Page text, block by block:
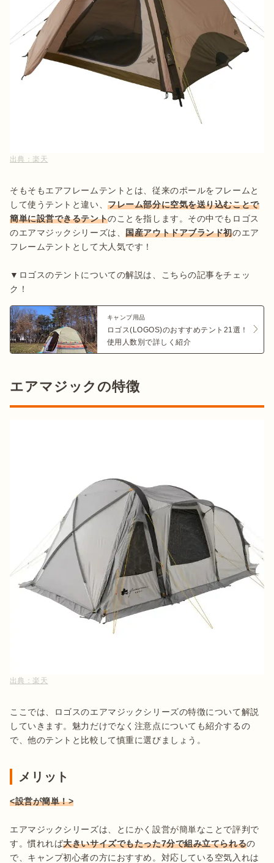
出典： 楽天
そもそもエアフレームテントとは、従来のポールをフレームと
して使うテントと違い、フレーム部分に空気を送り込むことで
簡単に設営できるテントのことを指します。その中でもロゴス
のエアマジックシリーズは、国産アウトドアブランド初のエア
フレームテントとして大人気です！
▼ロゴスのテントについての解説は、こちらの記事をチェッ
ク！
キャンプ用品
ロゴス(LOGOS)のおすすめテント21選！
使用人数別で詳しく紹介
エアマジックの特徴
出典： 楽天
ここでは、ロゴスのエアマジックシリーズの特徴について解説
していきます。魅力だけでなく注意点についても紹介するの
で、他のテントと比較して慎重に選びましょう。
メリット
<設営が簡単！>
エアマジックシリーズは、とにかく設営が簡単なことで評判で
す。慣れれば大きいサイズでもたった7分で組み立てられるの
で、キャンプ初心者の方におすすめ。対応している空気入れは